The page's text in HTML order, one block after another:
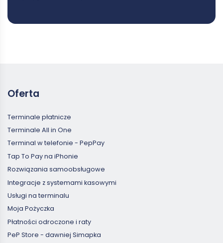
Oferta
Terminale płatnicze
Terminale All in One
Terminal w telefonie - PepPay
Tap To Pay na iPhonie
Rozwiązania samoobsługowe
Integracje z systemami kasowymi
Usługi na terminalu
Moja Pożyczka
Płatności odroczone i raty
PeP Store - dawniej Simapka